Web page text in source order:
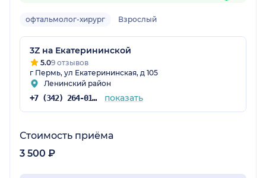
офтальмолог-хирург Взрослый
3Z на Екатерининской
5.09 отзывов
г Пермь, ул Екатерининская, д 105
Ленинский район
+7 (342) 264-01-65 показать
Стоимость приёма
3 500 ₽